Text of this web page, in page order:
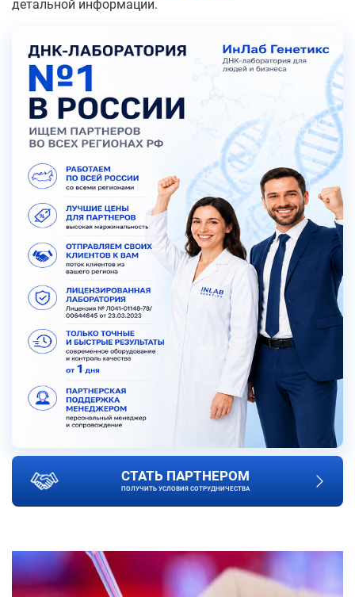
детальной информации.
СТАТЬ ПАРТНЕРОМ
ПОЛУЧИТЬ УСЛОВИЯ СОТРУДНИЧЕСТВА